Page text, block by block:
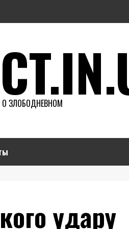
О ЗЛОБОДНЕВНОМ
удару